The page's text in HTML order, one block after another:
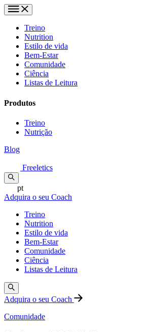
Treino
Nutrition
Estilo de vida
Bem-Estar
Comunidade
Ciência
Listas de Leitura
Produtos
Treino
Nutrição
Blog
Freeletics
pt
Adquira o seu Coach
Treino
Nutrition
Estilo de vida
Bem-Estar
Comunidade
Ciência
Listas de Leitura
Adquira o seu Coach
Comunidade